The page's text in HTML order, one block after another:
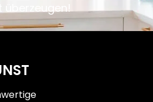
überzeugen!